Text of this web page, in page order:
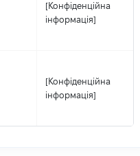
[Конфіденційна
інформація]
[Конфіденційна
інформація]